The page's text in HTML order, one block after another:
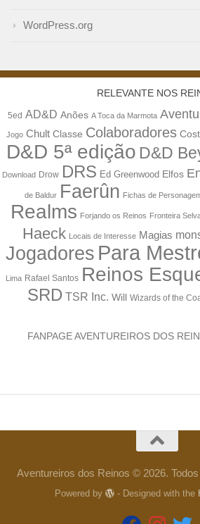
WordPress.org
RELEVANTE NOS
5ed AD&D Anões A Toca da Marmota
Jogo Chult Classe Colaboradores
D&D 5ª edição D&D
Download Drow DRS Ed Greenwood Elfos
de Baldur Faerûn Fichas de
Realms Forjando os Reinos Fronteira
Haeck Locais de Interesse Magias
Jogadores Para
Lima Rafael Santos Reinos
SRD TSR Inc. Will Wizards of the
FANPAGE AVENTUREIROS DOS
Aventureiros dos Reinos © 2026.
Powered by - Designed with the